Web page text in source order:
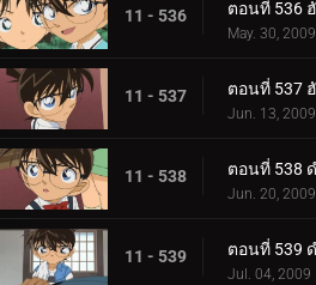
11 - 536
May. 30, 2009
11 - 537
Jun. 13, 2009
11 - 538
Jun. 20, 2009
11 - 539
Jul. 04, 2009